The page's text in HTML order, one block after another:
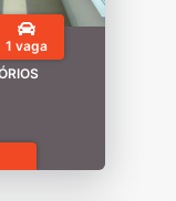
1 vaga